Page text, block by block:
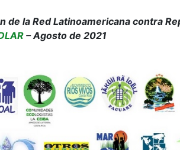
de la Red Latinoamericana contra
– Agosto de 2021